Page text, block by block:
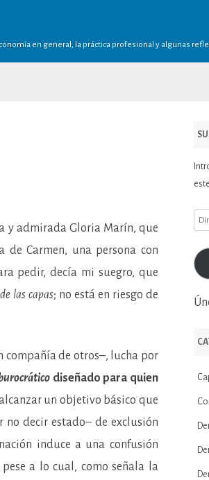
en general, la práctica profesional y algunas
y admirada Gloria Marín, que
de Carmen, una persona con
pedir, decía mi suegro, que
las capas; no está en riesgo de
compañía de otros–, lucha por
diseñado para quien
un objetivo básico que
no decir estado– de exclusión
induce a una confusión
pese a lo cual, como señala la